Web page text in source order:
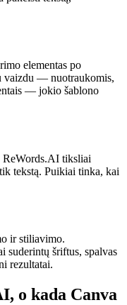
elementas po
vaizdu — nuotraukomis,
— jokio šablono
ReWords.AI tiksliai
tekstą. Puikiai tinka, kai
ir stiliavimo.
suderintų šriftus, spalvas
rezultatai.
o kada Canva